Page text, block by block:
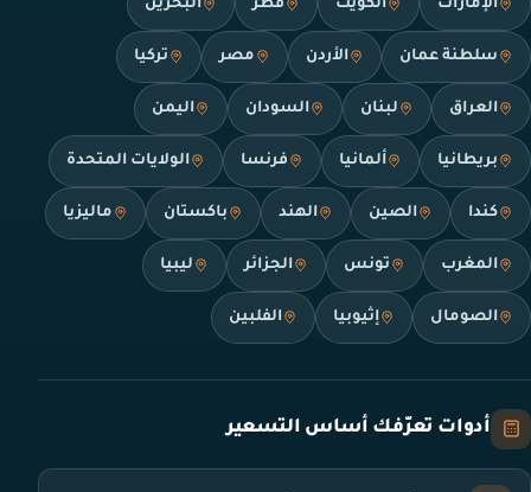
الإمارات الكويت قطر البحرين
سلطنة عمان الأردن مصر تركيا
العراق لبنان السودان اليمن
بريطانيا ألمانيا فرنسا الولايات المتحدة
كندا الصين الهند باكستان ماليزيا
المغرب تونس الجزائر ليبيا
الصومال إثيوبيا الفلبين
أدوات تعرّفك أساس التسعير